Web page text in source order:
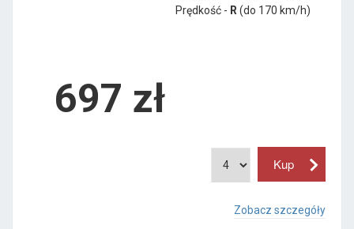
Prędkość - R (do 170 km/h)
697 zł
Zobacz szczegóły